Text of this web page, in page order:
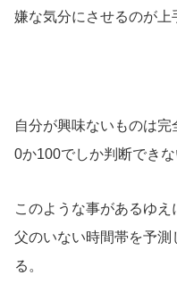
嫌な気分にさせるのが上
自分が興味ないものは完
0か100でしか判断できな
このような事があるゆ
父のいない時間帯を予測
る。